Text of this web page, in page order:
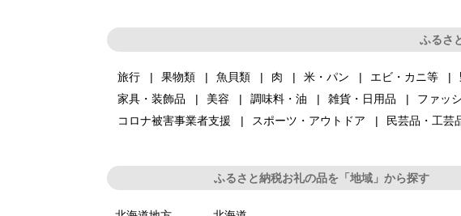
ふるさ
旅行 果物類 魚貝類 肉 米・パン エビ・カニ等
家具・装飾品
美容 調味料・油 雑貨・日用品 ファッ
コロナ被害事業者支援
スポーツ・アウトドア 民芸品・工芸
ふるさと納税お礼の品を「地域」から探す